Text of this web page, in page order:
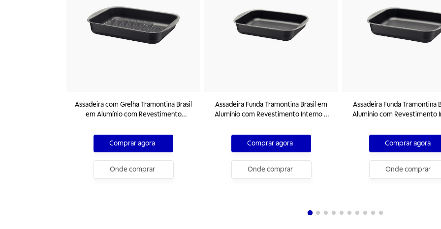
Assadeira com Grelha Tramontina Brasil
em Alumínio com Revestimento
Starflon Max Grafite 34 cm 4,9 L
Comprar agora
Onde comprar
Assadeira Funda Tramontina Brasil em
Alumínio com Revestimento Interno e
Grafite 22 cm 1,9 L
Comprar agora
Onde comprar
Assadeira Funda Tramontina
Alumínio com Revestimento
Grafite 28 cm 3,3 L
Comprar agora
Onde comprar